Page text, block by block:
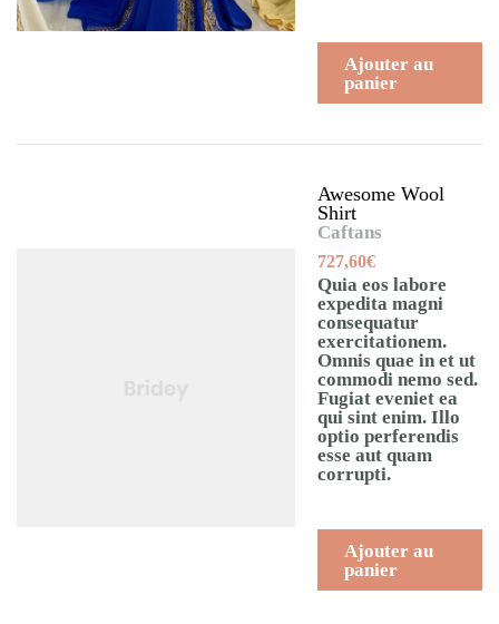
Ajouter au
panier
Awesome Wool
Shirt
Caftans
727,60€
Quia eos labore
expedita magni
consequatur
exercitationem.
Omnis quae in et ut
commodi nemo sed.
Fugiat eveniet ea
qui sint enim. Illo
optio perferendis
esse aut quam
corrupti.
Ajouter au
panier